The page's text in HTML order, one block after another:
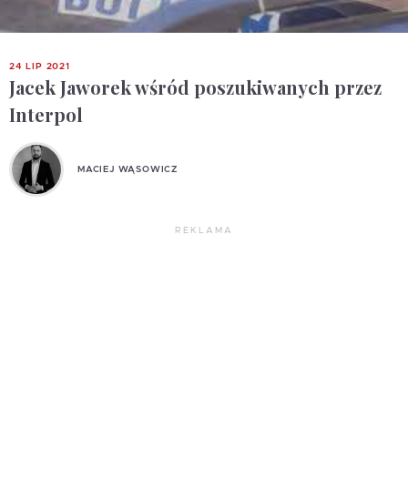
24 LIP 2021
Jacek Jaworek wśród poszukiwanych przez
Interpol
MACIEJ WĄSOWICZ
REKLAMA